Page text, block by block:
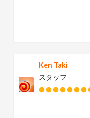
Ken Taki
スタッフ